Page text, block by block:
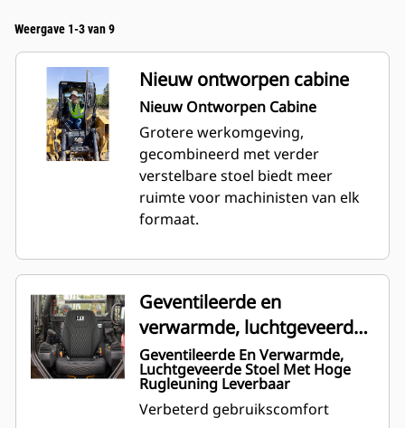
Weergave 1-3 van 9
Nieuw ontworpen cabine
Nieuw Ontworpen Cabine
Grotere werkomgeving,
gecombineerd met verder
verstelbare stoel biedt meer
ruimte voor machinisten van elk
formaat.
Geventileerde en
verwarmde, luchtgeveerde
stoel met hoge rugleuning
leverbaar
Geventileerde En Verwarmde,
Luchtgeveerde Stoel Met Hoge
Rugleuning Leverbaar
Verbeterd gebruikscomfort